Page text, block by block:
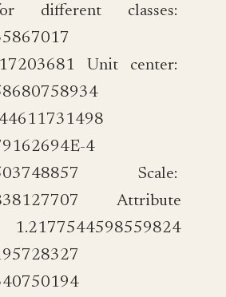
different classes:
Unit center:
4
Scale:
Attribute